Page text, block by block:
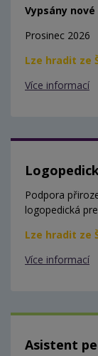
Vypsány
Prosinec 2026
Lze hradit ze
Více informací
Podpora
logopedická
Lze hradit ze
Více informací
Asistent